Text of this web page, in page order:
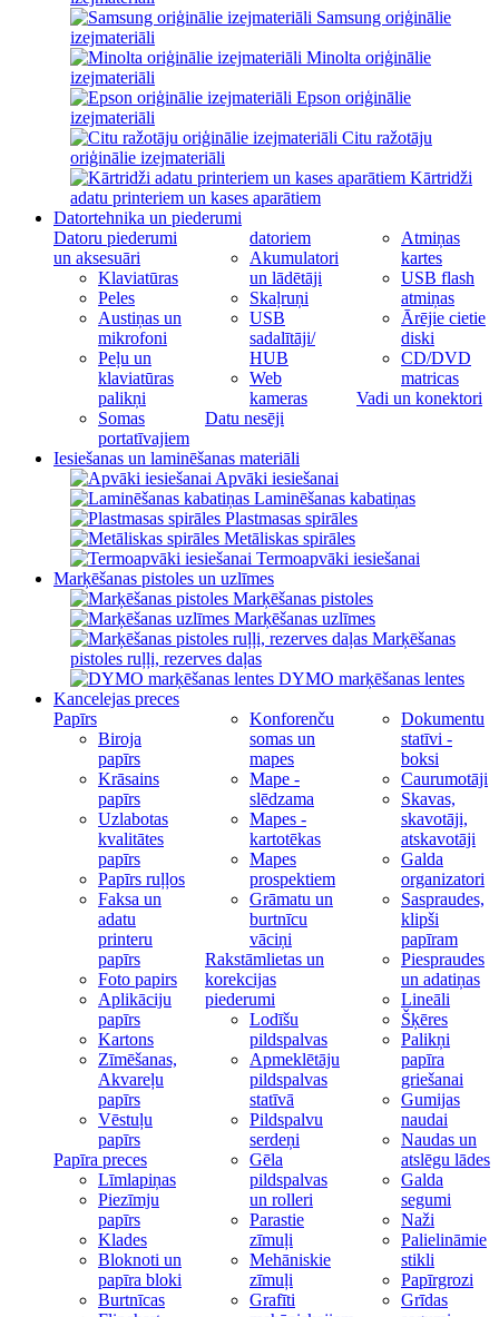
Samsung oriģinālie
izejmateriāli
Minolta oriģinālie
izejmateriāli
Epson oriģinālie
izejmateriāli
Citu ražotāju
oriģinālie izejmateriāli
Kārtridži
adatu printeriem un kases aparātiem
Datortehnika un piederumi
Datoru piederumi
un aksesuāri
Klaviatūras
Peles
Austiņas un
mikrofoni
Peļu un
klaviatūras
palikņi
Somas
portatīvajiem
datoriem
Akumulatori
un lādētāji
Skaļruņi
USB
sadalītāji/
HUB
Web
kameras
Datu nesēji
Atmiņas
kartes
USB flash
atmiņas
Ārējie cietie
diski
CD/DVD
matricas
Vadi un konektori
Iesiešanas un laminēšanas materiāli
Apvāki iesiešanai
Laminēšanas kabatiņas
Plastmasas spirāles
Metāliskas spirāles
Termoapvāki iesiešanai
Marķēšanas pistoles un uzlīmes
Marķēšanas pistoles
Marķēšanas uzlīmes
Marķēšanas
pistoles ruļļi, rezerves daļas
DYMO marķēšanas lentes
Kancelejas preces
Papīrs
Biroja
papīrs
Krāsains
papīrs
Uzlabotas
kvalitātes
papīrs
Papīrs ruļļos
Faksa un
adatu
printeru
papīrs
Foto papirs
Aplikāciju
papīrs
Kartons
Zīmēšanas,
Akvareļu
papīrs
Vēstuļu
papīrs
Papīra preces
Līmlapiņas
Piezīmju
papīrs
Klades
Bloknoti un
papīra bloki
Burtnīcas
Konforenču
somas un
mapes
Mape -
slēdzama
Mapes -
kartotēkas
Mapes
prospektiem
Grāmatu un
burtnīcu
vāciņi
Rakstāmlietas un
korekcijas
piederumi
Lodīšu
pildspalvas
Apmeklētāju
pildspalvas
statīvā
Pildspalvu
serdeņi
Gēla
pildspalvas
un rolleri
Parastie
zīmuļi
Mehāniskie
zīmuļi
Grafīti
Dokumentu
statīvi -
boksi
Caurumotāji
Skavas,
skavotāji,
atskavotāji
Galda
organizatori
Saspraudes,
klipši
papīram
Piespraudes
un adatiņas
Lineāli
Šķēres
Palikņi
papīra
griešanai
Gumijas
naudai
Naudas un
atslēgu lādes
Galda
segumi
Naži
Palielināmie
stikli
Papīrgrozi
Grīdas